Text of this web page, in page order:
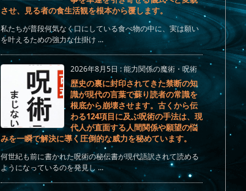
させ、見る者の食生活観を根本から覆します。
私たちが普段何気なく口にしている食べ物の中に、実は願い
を叶えるための強力な仕掛け ...
2026年8月5日 :能力関係の魔術・呪術
歴史の裏に封印されてきた禁断の知
識が現代の言葉で蘇り読者の常識を
根底から崩壊させます。古くから伝
わる124項目に及ぶ呪術の手法は、現
代人が直面する人間関係や願望の悩
みを一瞬で解決に導く圧倒的な威力を秘めています。
何世紀も前に書かれた呪術の秘伝書が現代語訳されて読める
ようになっているのを発見し ...